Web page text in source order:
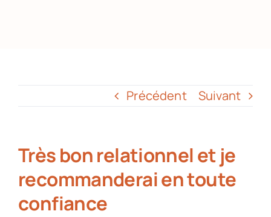
Recrutement
Contact
Précédent Suivant
Très bon relationnel et je
recommanderai en toute
confiance